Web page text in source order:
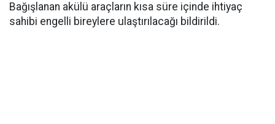
Bağışlanan akülü araçların kısa süre içinde ihtiyaç
sahibi engelli bireylere ulaştırılacağı bildirildi.